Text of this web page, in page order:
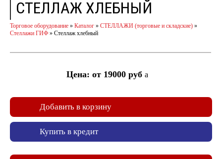
СТЕЛЛАЖ ХЛЕБНЫЙ
Торговое оборудование » Каталог » СТЕЛЛАЖИ (торговые и складские) »
Стеллажи ГИФ » Стеллаж хлебный
Цена: от 19000 руб a
Добавить в корзину
Купить в кредит